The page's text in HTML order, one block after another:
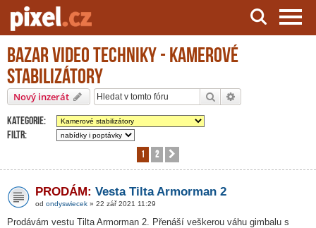
Server o natáčení a zpracování videa
Bazar video techniky - Kamerové
stabilizátory
Nový inzerát Hledat
Kategorie:
Filtr:
1 2
PRODÁM: Vesta Tilta Armorman 2
od ondyswiecek » 22 zář 2021 11:29
Prodávám vestu Tilta Armorman 2. Přenáší veškerou váhu gimbalu s